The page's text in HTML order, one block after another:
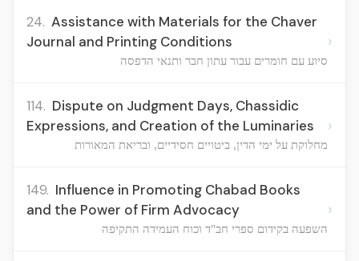
24. Assistance with Materials for the Chaver
Journal and Printing Conditions
סיוע עם חומרים עבור עתון חבר ותנאי הדפסה
›
114. Dispute on Judgment Days, Chassidic
Expressions, and Creation of the Luminaries
מחלוקת על ימי הדין, ביטויים חסידיים, ובריאת המאורות
›
149. Influence in Promoting Chabad Books
and the Power of Firm Advocacy
השפעה בקידום ספרי חב"ד וכוח העמידה התקיפה
›